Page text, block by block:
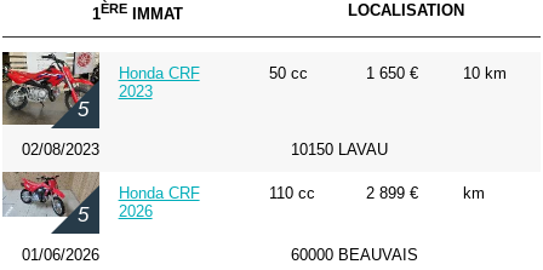
1ÈREIMMAT LOCALISATION
5
Honda CRF
2023
50 cc 1 650 € 10 km
02/08/2023 10150 LAVAU
5
Honda CRF
2026
110 cc 2 899 € km
01/06/2026 60000 BEAUVAIS